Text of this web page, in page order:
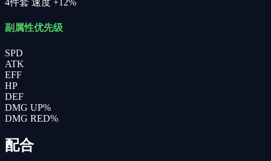
4件套 速度 +12%
副属性优先级
SPD
ATK
EFF
HP
DEF
DMG UP%
DMG RED%
配合